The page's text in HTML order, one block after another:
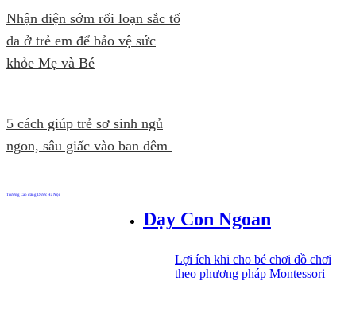
Nhận diện sớm rối loạn sắc tố
da ở trẻ em để bảo vệ sức
khỏe Mẹ và Bé
5 cách giúp trẻ sơ sinh ngủ
ngon, sâu giấc vào ban đêm
Dạy Con Ngoan
Lợi ích khi cho bé chơi đồ chơi
theo phương pháp Montessori
Trường Cao đẳng Dược Hà Nội